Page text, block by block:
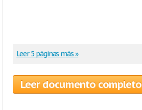
Leer 5 páginas más »
Leer documento completo